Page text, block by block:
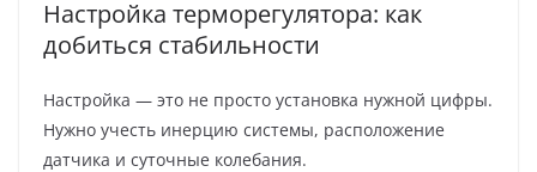
Настройка терморегулятора: как
добиться стабильности
Настройка — это не просто установка нужной цифры.
Нужно учесть инерцию системы, расположение
датчика и суточные колебания.